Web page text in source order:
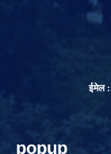
ईमेल :
popup